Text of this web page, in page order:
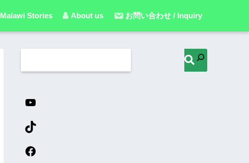
Malawi Stories About us お問い合わせ / Inquiry